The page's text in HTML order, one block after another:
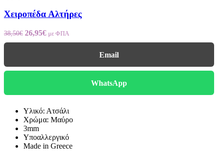
Χειροπέδα Αλτήρες
38,50€ Original
price
26,95€Η
τρέχουσα
26,95€.
με ΦΠΑ
Email
WhatsApp
Υλικό: Ατσάλι
Χρώμα: Μαύρο
3mm
Υποαλλεργικό
Made in Greece